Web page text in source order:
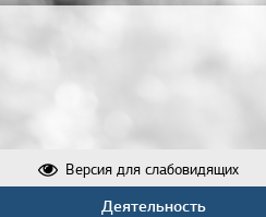
Версия для слабовидящих
Деятельность